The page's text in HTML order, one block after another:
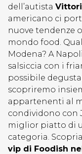
dell’autista
americano ci
nuove tendenze
mondo food.
Modena? A
salsiccia con i
possibile
scopriremo
appartenenti al
condividono con
miglior piatto di
categoria.
vip di Foodish